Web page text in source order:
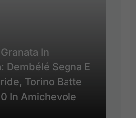
In
Dembélé Segna E
Torino Batte
In Amichevole